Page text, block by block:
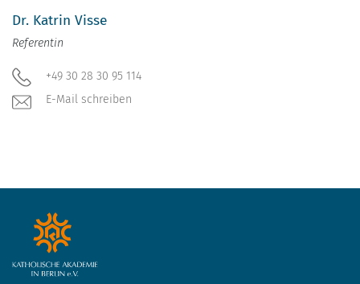
Dr. Katrin Visse
Referentin
+49 30 28 30 95 114
E-Mail schreiben